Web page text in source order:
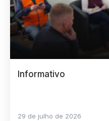
Informativo
29 de julho de 2026